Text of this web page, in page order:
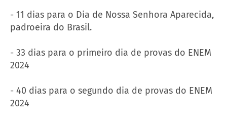
- 11 dias para o Dia de Nossa Senhora Aparecida,
padroeira do Brasil.
- 33 dias para o primeiro dia de provas do ENEM
2024
- 40 dias para o segundo dia de provas do ENEM
2024